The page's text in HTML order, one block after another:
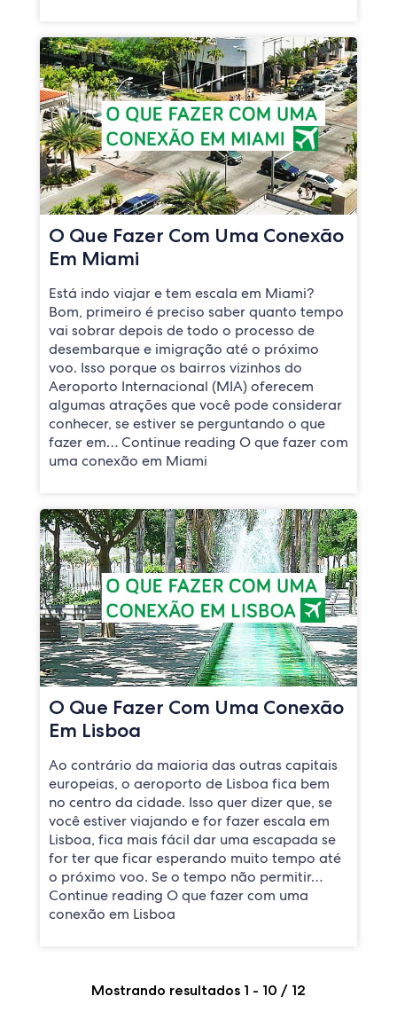
O Que Fazer Com Uma Conexão
Em Miami
Está indo viajar e tem escala em Miami?
Bom, primeiro é preciso saber quanto tempo
vai sobrar depois de todo o processo de
desembarque e imigração até o próximo
voo. Isso porque os bairros vizinhos do
Aeroporto Internacional (MIA) oferecem
algumas atrações que você pode considerar
conhecer, se estiver se perguntando o que
fazer em… Continue reading O que fazer com
uma conexão em Miami
O Que Fazer Com Uma Conexão
Em Lisboa
Ao contrário da maioria das outras capitais
europeias, o aeroporto de Lisboa fica bem
no centro da cidade. Isso quer dizer que, se
você estiver viajando e for fazer escala em
Lisboa, fica mais fácil dar uma escapada se
for ter que ficar esperando muito tempo até
o próximo voo. Se o tempo não permitir…
Continue reading O que fazer com uma
conexão em Lisboa
Mostrando resultados 1 - 10 / 12